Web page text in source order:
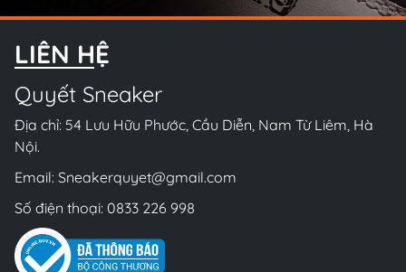
LIÊN HỆ
Quyết Sneaker
Địa chỉ: 54 Lưu Hữu Phước, Cầu Diễn, Nam Từ Liêm, Hà
Nội.
Email: Sneakerquyet@gmail.com
Số điện thoại: 0833 226 998